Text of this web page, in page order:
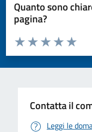
Quanto sono
pagina?
Valuta da 1 a 5 stelle la
Valuta
Valuta 4
Valuta 3 stelle
Valuta 2 stelle su 5
Valuta 1 stelle su 5
Contatta il
Leggi le